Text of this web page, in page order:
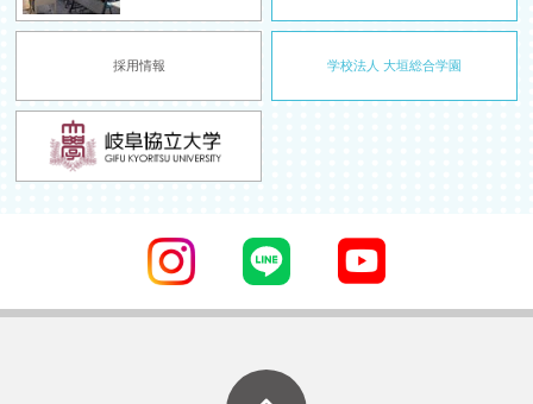
採用情報 学校法人 大垣総合学園